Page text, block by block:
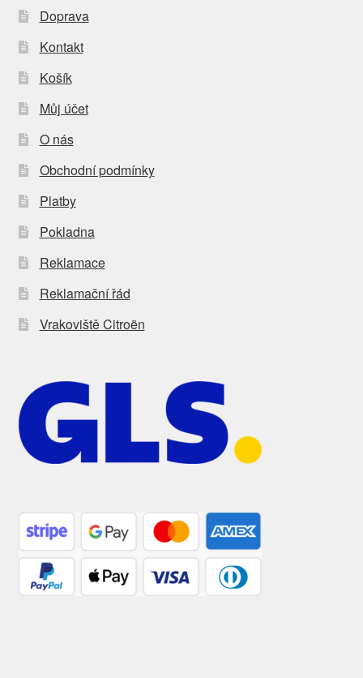
Doprava
Kontakt
Košík
Můj účet
O nás
Obchodní podmínky
Platby
Pokladna
Reklamace
Reklamační řád
Vrakoviště Citroën